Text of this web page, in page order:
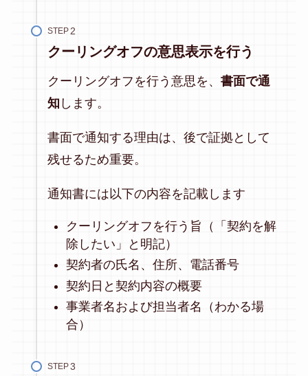
STEP
クーリングオフの意思表示を行う
クーリングオフを行う意思を、 書面で通
知 します。
書面で通知する理由は、後で証拠として
残せるため重要。
通知書には以下の内容を記載します
クーリングオフを行う旨（「契約を解
除したい」と明記）
契約者の氏名、住所、電話番号
契約日と契約内容の概要
事業者名および担当者名（わかる場
合）
STEP